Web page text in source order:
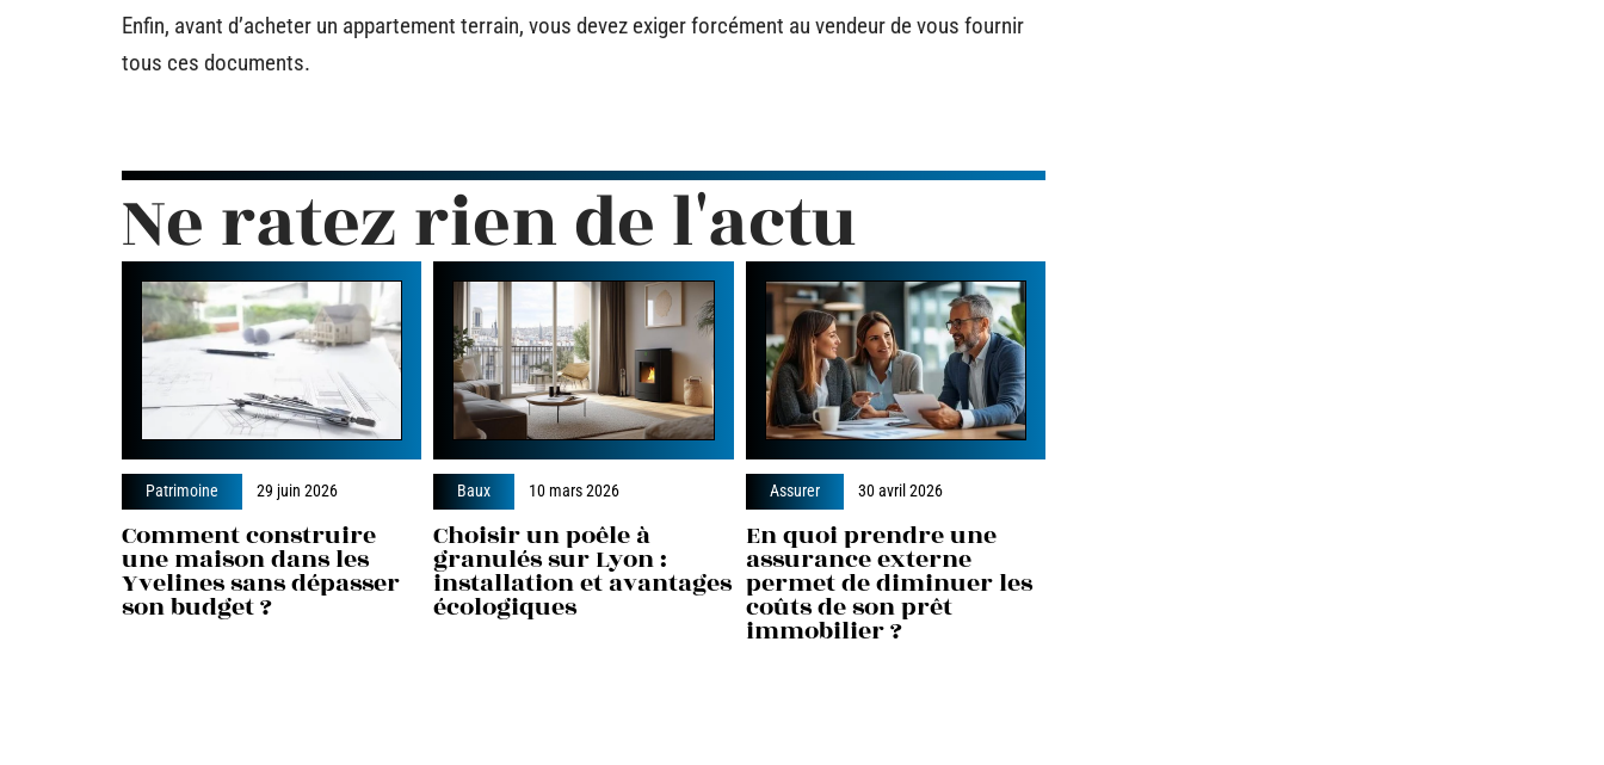
Enfin, avant d’acheter un appartement terrain, vous devez exiger forcément au vendeur de vous fournir
tous ces documents.
Ne ratez rien de l'actu
Patrimoine 29 juin 2026
Comment construire
une maison dans les
Yvelines sans dépasser
son budget ?
Baux 10 mars 2026
Choisir un poêle à
granulés sur Lyon :
installation et avantages
écologiques
Assurer 30 avril 2026
En quoi prendre une
assurance externe
permet de diminuer les
coûts de son prêt
immobilier ?